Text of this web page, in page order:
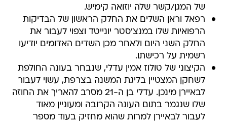
של המגן/קשר שלה יוזואה קימיש.
רפאל וראן השלים את החלק הראשון של הבדיקות
הרפואיות שלו במנצ'סטר יונייטד וצפוי לעבור את
החלק השני היום ולאחר מכן השדים האדומים יודיעו
רשמית על רכישתו.
הקיצוני של טולוז אמין עדלי, שנבחר בעונה החולפת
לשחקן המצטיין בליגת המשנה בצרפת, עשוי לעבור
לבאיירן מינכן. עדלי בן ה-21 מסרב להאריך את החוזה
שלו שנגמר בתום העונה הקרובה ומעוניין מאוד
לעבור לבאיירן למרות שהוא מחזיק בעוד מספר